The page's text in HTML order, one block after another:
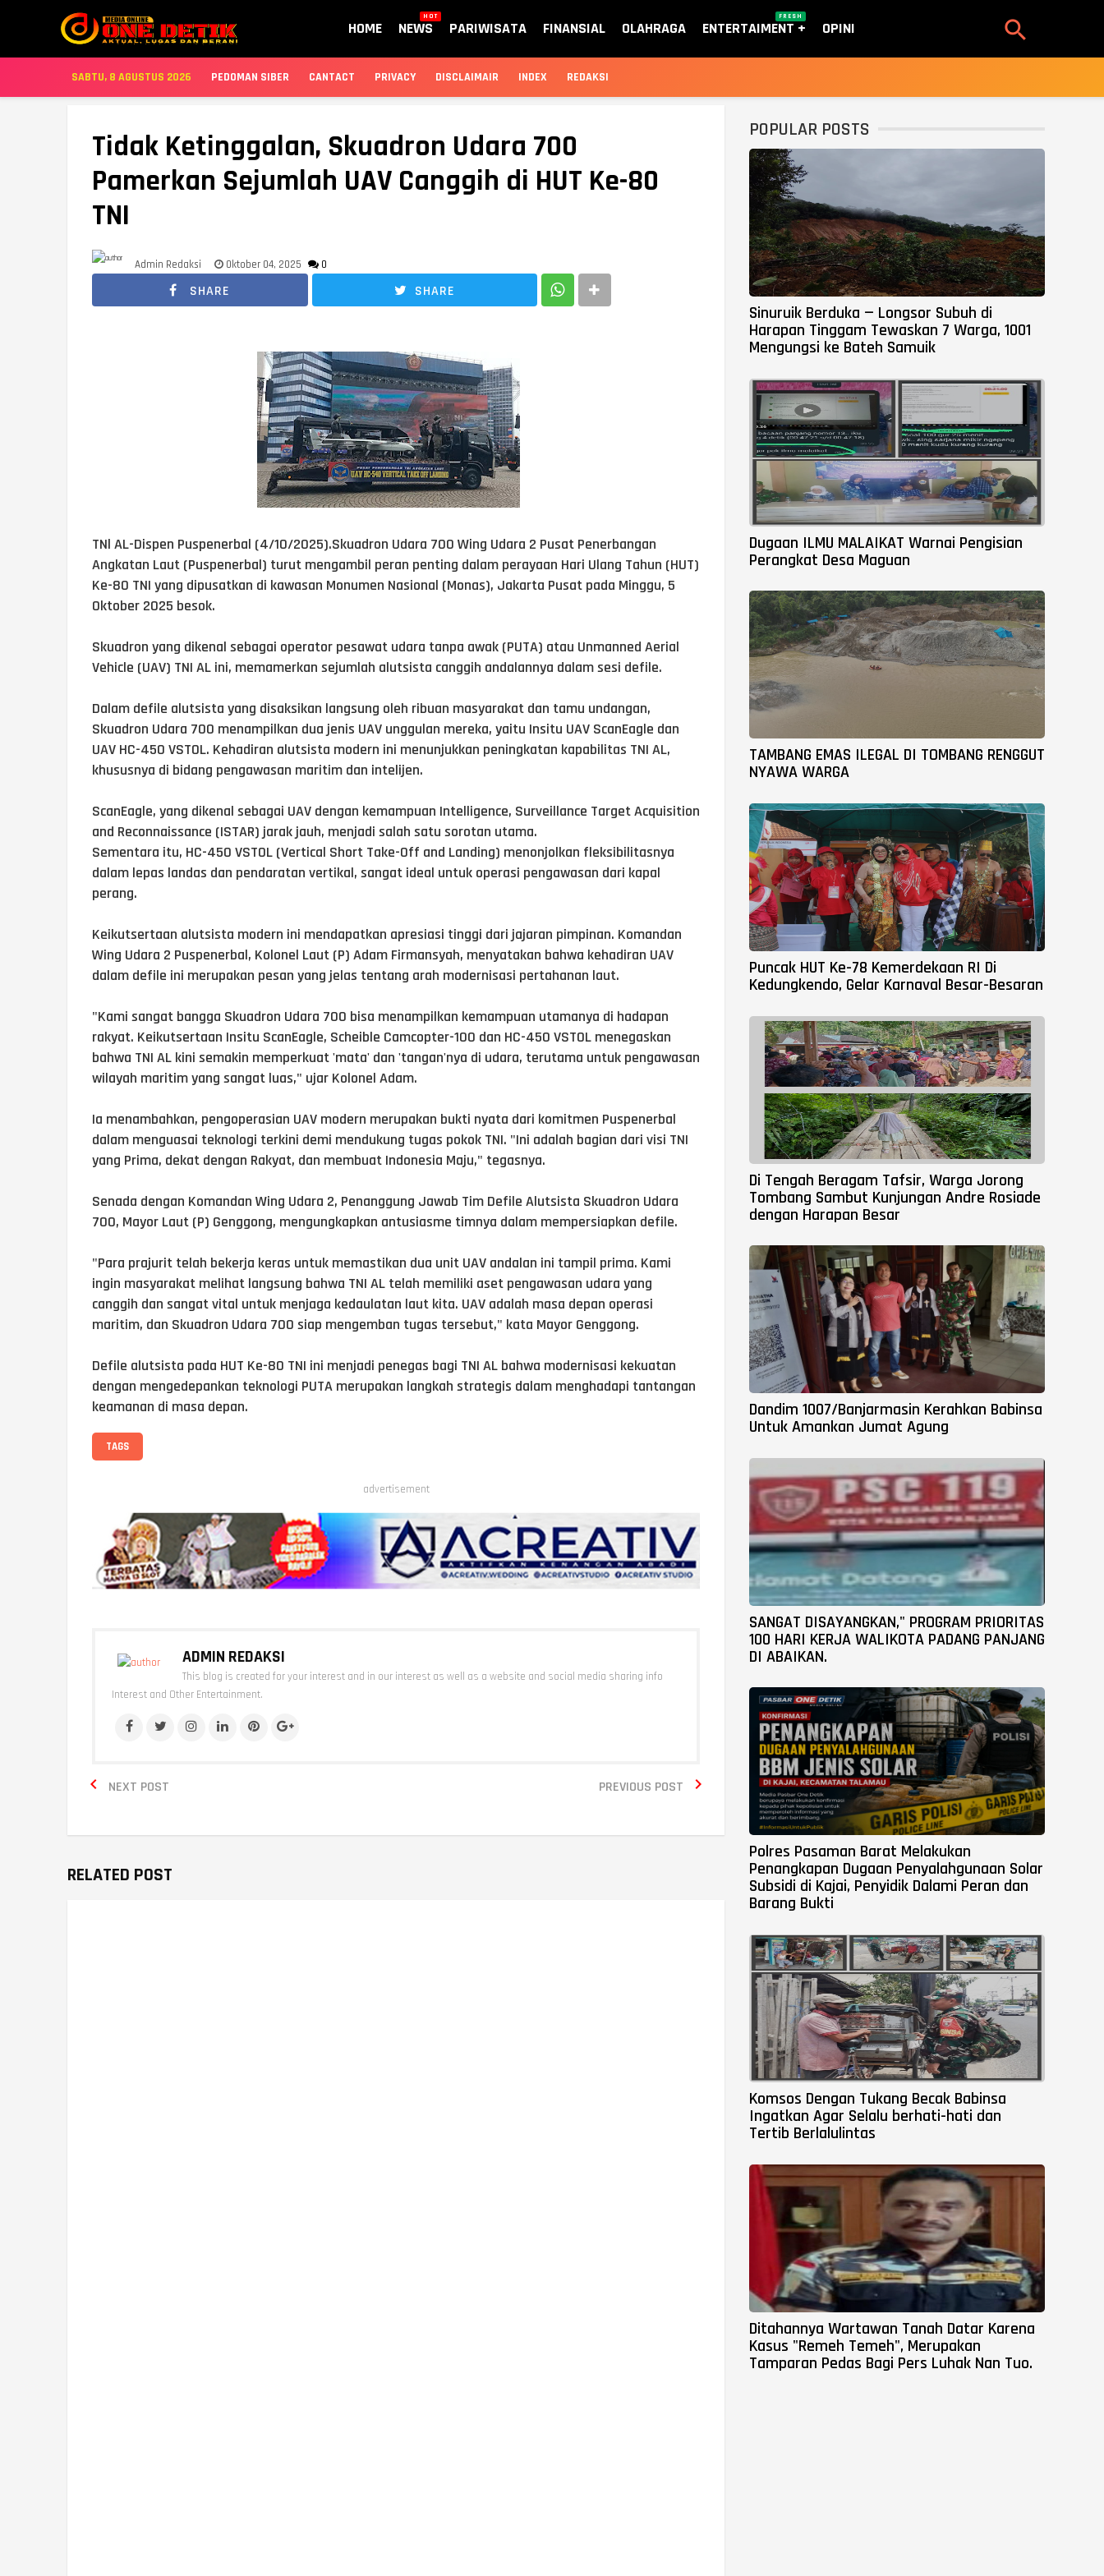
HOME NEWS
HOT
PARIWISATA FINANSIAL OLAHRAGA ENTERTAIMENT
FRESH
OPINI 
SABTU, 8 AGUSTUS 2026 PEDOMAN SIBER CANTACT PRIVACY DISCLAIMAIR INDEX REDAKSI
Tidak Ketinggalan, Skuadron Udara 700
Pamerkan Sejumlah UAV Canggih di HUT Ke-80
TNI
Admin Redaksi Oktober 04, 2025 0
SHARE SHARE
TNl AL-Dispen Puspenerbal (4/10/2025).Skuadron Udara 700 Wing Udara 2 Pusat Penerbangan
Angkatan Laut (Puspenerbal) turut mengambil peran penting dalam perayaan Hari Ulang Tahun (HUT)
Ke-80 TNI yang dipusatkan di kawasan Monumen Nasional (Monas), Jakarta Pusat pada Minggu, 5
Oktober 2025 besok.
Skuadron yang dikenal sebagai operator pesawat udara tanpa awak (PUTA) atau Unmanned Aerial
Vehicle (UAV) TNI AL ini, memamerkan sejumlah alutsista canggih andalannya dalam sesi defile.
Dalam defile alutsista yang disaksikan langsung oleh ribuan masyarakat dan tamu undangan,
Skuadron Udara 700 menampilkan dua jenis UAV unggulan mereka, yaitu Insitu UAV ScanEagle dan
UAV HC-450 VSTOL. Kehadiran alutsista modern ini menunjukkan peningkatan kapabilitas TNI AL,
khususnya di bidang pengawasan maritim dan intelijen.
ScanEagle, yang dikenal sebagai UAV dengan kemampuan Intelligence, Surveillance Target Acquisition
and Reconnaissance (ISTAR) jarak jauh, menjadi salah satu sorotan utama.
Sementara itu, HC-450 VSTOL (Vertical Short Take-Off and Landing) menonjolkan fleksibilitasnya
dalam lepas landas dan pendaratan vertikal, sangat ideal untuk operasi pengawasan dari kapal
perang.
Keikutsertaan alutsista modern ini mendapatkan apresiasi tinggi dari jajaran pimpinan. Komandan
Wing Udara 2 Puspenerbal, Kolonel Laut (P) Adam Firmansyah, menyatakan bahwa kehadiran UAV
dalam defile ini merupakan pesan yang jelas tentang arah modernisasi pertahanan laut.
"Kami sangat bangga Skuadron Udara 700 bisa menampilkan kemampuan utamanya di hadapan
rakyat. Keikutsertaan Insitu ScanEagle, Scheible Camcopter-100 dan HC-450 VSTOL menegaskan
bahwa TNI AL kini semakin memperkuat 'mata' dan 'tangan'nya di udara, terutama untuk pengawasan
wilayah maritim yang sangat luas," ujar Kolonel Adam.
Ia menambahkan, pengoperasian UAV modern merupakan bukti nyata dari komitmen Puspenerbal
dalam menguasai teknologi terkini demi mendukung tugas pokok TNI. "Ini adalah bagian dari visi TNI
yang Prima, dekat dengan Rakyat, dan membuat Indonesia Maju," tegasnya.
Senada dengan Komandan Wing Udara 2, Penanggung Jawab Tim Defile Alutsista Skuadron Udara
700, Mayor Laut (P) Genggong, mengungkapkan antusiasme timnya dalam mempersiapkan defile.
"Para prajurit telah bekerja keras untuk memastikan dua unit UAV andalan ini tampil prima. Kami
ingin masyarakat melihat langsung bahwa TNI AL telah memiliki aset pengawasan udara yang
canggih dan sangat vital untuk menjaga kedaulatan laut kita. UAV adalah masa depan operasi
maritim, dan Skuadron Udara 700 siap mengemban tugas tersebut," kata Mayor Genggong.
Defile alutsista pada HUT Ke-80 TNI ini menjadi penegas bagi TNI AL bahwa modernisasi kekuatan
dengan mengedepankan teknologi PUTA merupakan langkah strategis dalam menghadapi tantangan
keamanan di masa depan.
TAGS
advertisement
ADMIN REDAKSI
This blog is created for your interest and in our interest as well as a website and social media sharing info
Interest and Other Entertainment.
NEXT POST
 PREVIOUS POST 
RELATED POST
POPULAR POSTS
Sinuruik Berduka — Longsor Subuh di
Harapan Tinggam Tewaskan 7 Warga, 1001
Mengungsi ke Bateh Samuik
Dugaan ILMU MALAIKAT Warnai Pengisian
Perangkat Desa Maguan
TAMBANG EMAS ILEGAL DI TOMBANG RENGGUT
NYAWA WARGA
Puncak HUT Ke-78 Kemerdekaan RI Di
Kedungkendo, Gelar Karnaval Besar-Besaran
Di Tengah Beragam Tafsir, Warga Jorong
Tombang Sambut Kunjungan Andre Rosiade
dengan Harapan Besar
Dandim 1007/Banjarmasin Kerahkan Babinsa
Untuk Amankan Jumat Agung
SANGAT DISAYANGKAN," PROGRAM PRIORITAS
100 HARI KERJA WALIKOTA PADANG PANJANG
DI ABAIKAN.
Polres Pasaman Barat Melakukan
Penangkapan Dugaan Penyalahgunaan Solar
Subsidi di Kajai, Penyidik Dalami Peran dan
Barang Bukti
Komsos Dengan Tukang Becak Babinsa
Ingatkan Agar Selalu berhati-hati dan
Tertib Berlalulintas
Ditahannya Wartawan Tanah Datar Karena
Kasus "Remeh Temeh", Merupakan
Tamparan Pedas Bagi Pers Luhak Nan Tuo.